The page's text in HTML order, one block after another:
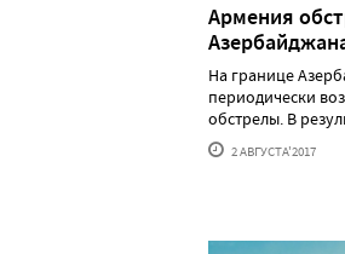
Армения
На границе
периодически
обстрелы. В
2 АВГУСТА'2017